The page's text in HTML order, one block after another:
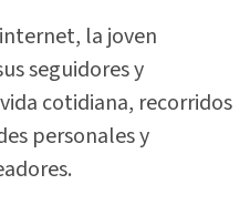
la joven
seguidores y
cotidiana, recorridos
personales y